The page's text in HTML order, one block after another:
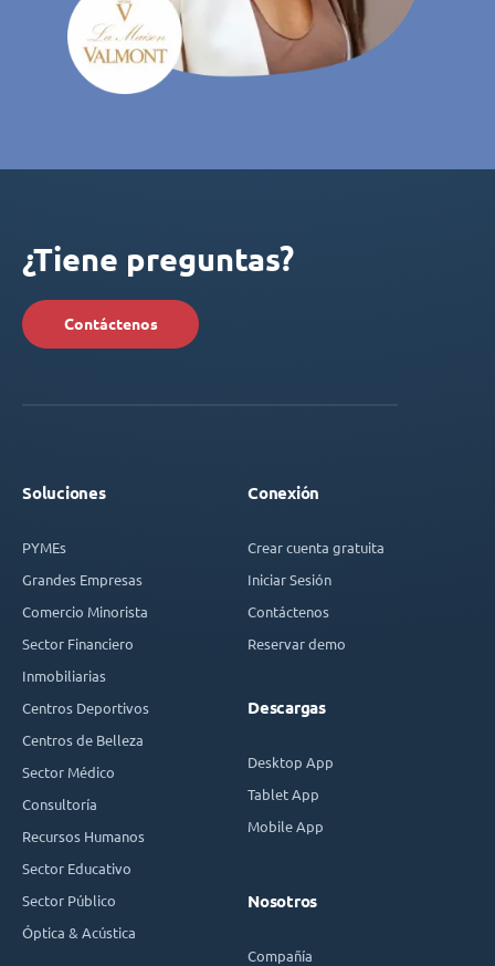
¿Tiene preguntas?
Contáctenos
Soluciones
PYMEs
Grandes Empresas
Comercio Minorista
Sector Financiero
Inmobiliarias
Centros Deportivos
Centros de Belleza
Sector Médico
Consultoría
Recursos Humanos
Sector Educativo
Sector Público
Óptica & Acústica
Conexión
Crear cuenta gratuita
Iniciar Sesión
Contáctenos
Reservar demo
Descargas
Desktop App
Tablet App
Mobile App
Nosotros
Compañía